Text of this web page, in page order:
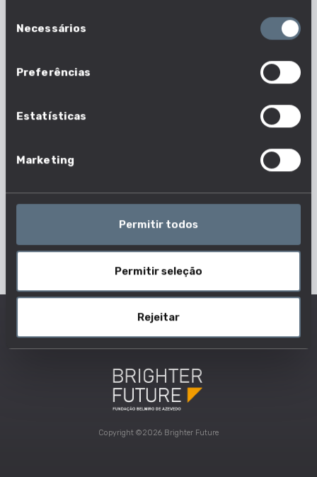
deNecessários
Preferências
Estatísticas
Marketing
Permitir todos
Permitir seleção
Rejeitar
806 em 1630 profissões
relevante
Copyright ©2026 Brighter Future